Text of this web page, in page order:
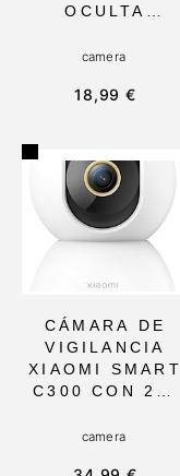
OCULTA
CON VISIÓN
DETECCIÓN DE
COMPACTA Y
BATERÍA
RECARGABLE,
IDEAL PARA
VIGILANCIA
camera
18,99 €
CÁMARA DE
VIGILANCIA
XIAOMI SMART
C300 CON 2K,
DETECCIÓN DE
camera